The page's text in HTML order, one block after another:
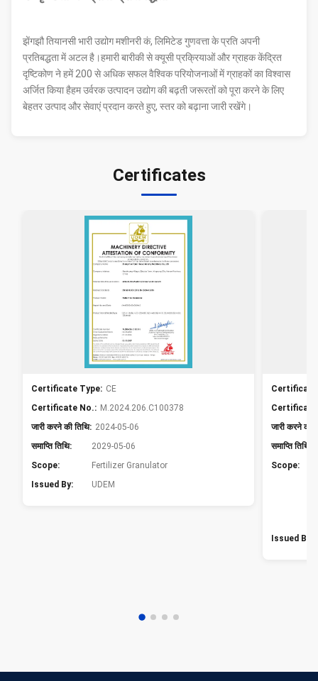
झेंगझौ तियानसी भारी उद्योग मशीनरी कं, लिमिटेड गुणवत्ता के प्रति अपनी
प्रतिबद्धता में अटल है।हमारी बारीकी से क्यूसी प्रक्रियाओं और ग्राहक केंद्रित
दृष्टिकोण ने हमें 200 से अधिक सफल वैश्विक परियोजनाओं में ग्राहकों का विश्वास
अर्जित किया हैहम उर्वरक उत्पादन उद्योग की बढ़ती जरूरतों को पूरा करने के लिए
बेहतर उत्पाद और सेवाएं प्रदान करते हुए, स्तर को बढ़ाना जारी रखेंगे।
Certificates
Certificate Type: CE
Certificate No.: M.2024.206.C100378
जारी करने की तिथि: 2024-05-06
समाप्ति तिथि:
2029-05-06
Scope:
Fertilizer Granulator
Issued By:
UDEM
Certificate
Certificate
जारी करने की
समाप्ति तिथि:
Scope:
Issued By: